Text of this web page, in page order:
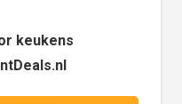
keukens